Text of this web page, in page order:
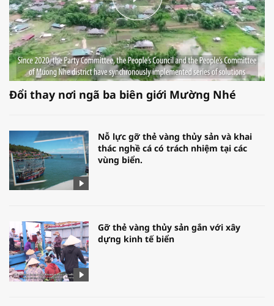
Đổi thay nơi ngã ba biên giới Mường Nhé
Nỗ lực gỡ thẻ vàng thủy sản và khai
thác nghề cá có trách nhiệm tại các
vùng biển.
Gỡ thẻ vàng thủy sản gắn với xây
dựng kinh tế biển